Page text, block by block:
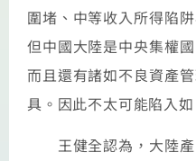
圍堵、中等收入所得陷
但中國大陸是中央集權
而且還有諸如不良資產
具。因此不太可能陷入
王健全認為，大陸產